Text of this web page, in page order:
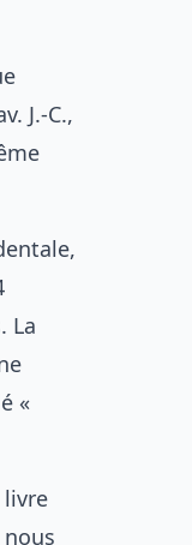
J.-C.,
La
«
livre